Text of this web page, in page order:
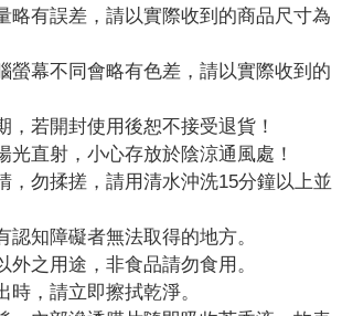
略有誤差，請以實際收到的商品尺寸為
螢幕不同會略有色差，請以實際收到的
，若開封使用後恕不接受退貨！
光直射，小心存放於陰涼通風處！
，勿揉搓，請用清水沖洗15分鐘以上並
認知障礙者無法取得的地方。
外之用途，非食品請勿食用。
時，請立即擦拭乾淨。